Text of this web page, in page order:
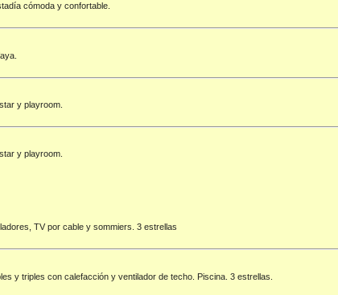
cómoda y confortable.
y playroom.
y playroom.
TV por cable y sommiers. 3 estrellas
y triples con calefacción y ventilador de techo. Piscina. 3 estrellas.